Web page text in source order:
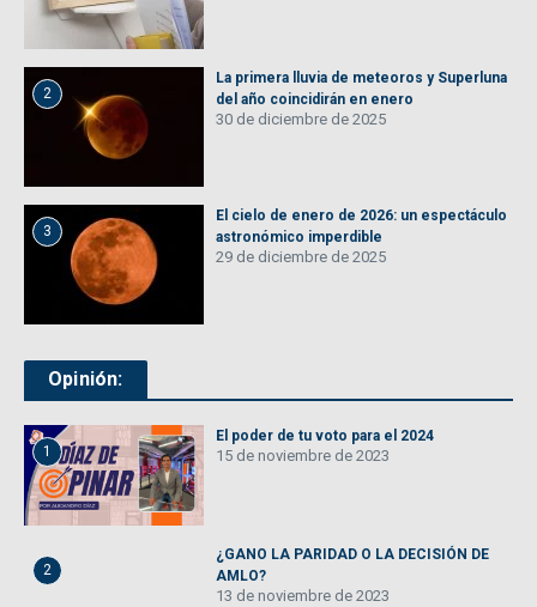
2
La primera lluvia de meteoros y Superluna
del año coincidirán en enero
30 de diciembre de 2025
3
El cielo de enero de 2026: un espectáculo
astronómico imperdible
29 de diciembre de 2025
Opinión:
1
El poder de tu voto para el 2024
15 de noviembre de 2023
2
¿GANO LA PARIDAD O LA DECISIÓN DE
AMLO?
13 de noviembre de 2023